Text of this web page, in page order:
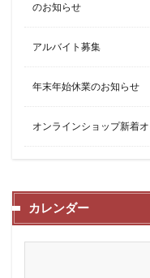
のお知らせ
アルバイト募集
年末年始休業のお知らせ
オンラインショップ新着
カレンダー